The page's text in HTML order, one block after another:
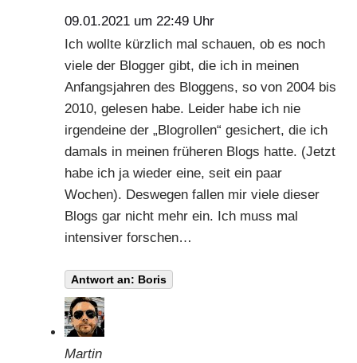
09.01.2021 um 22:49 Uhr
Ich wollte kürzlich mal schauen, ob es noch
viele der Blogger gibt, die ich in meinen
Anfangsjahren des Bloggens, so von 2004 bis
2010, gelesen habe. Leider habe ich nie
irgendeine der „Blogrollen“ gesichert, die ich
damals in meinen früheren Blogs hatte. (Jetzt
habe ich ja wieder eine, seit ein paar
Wochen). Deswegen fallen mir viele dieser
Blogs gar nicht mehr ein. Ich muss mal
intensiver forschen…
Antwort an: Boris
Martin